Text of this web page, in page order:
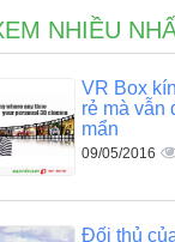
NHIỀU
VR Box
rẻ mà vẫn
mẩn
09/05/2016
Đối thủ